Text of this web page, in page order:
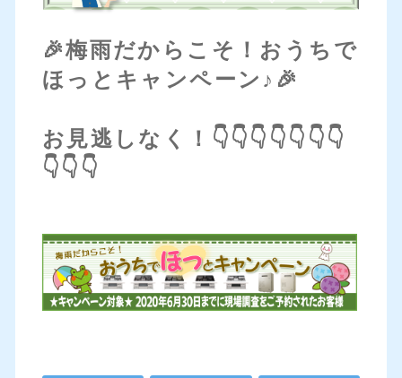
🎉梅雨だからこそ！おうちで
ほっとキャンペーン♪🎉
お見逃しなく！👇👇👇👇👇👇👇
👇👇👇